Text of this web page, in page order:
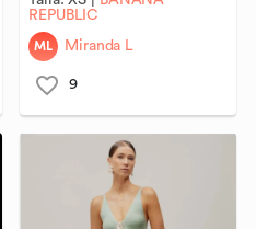
REPUBLIC
ML Miranda L
9